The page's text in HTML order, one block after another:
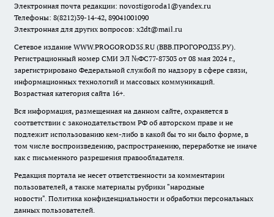
Электронная почта редакции: novostigoroda1@yandex.ru
Телефоны: 8(8212)39-14-42, 89041001090
Электронная для других вопросов: x2dt@mail.ru
Сетевое издание WWW.PROGOROD35.RU (ВВВ.ПРОГОРОД35.РУ).
Регистрационный номер СМИ ЭЛ №ФС77-87303 от 08 мая 2024 г.,
зарегистрировано Федеральной службой по надзору в сфере связи,
информационных технологий и массовых коммуникаций.
Возрастная категория сайта 16+.
Вся информация, размещенная на данном сайте, охраняется в
соответствии с законодательством РФ об авторском праве и не
подлежит использованию кем-либо в какой бы то ни было форме, в
том числе воспроизведению, распространению, переработке не иначе
как с письменного разрешения правообладателя.
Редакция портала не несет ответственности за комментарии
пользователей, а также материалы рубрики "народные
новости". Политика конфиденциальности и обработки персональных
данных пользователей.